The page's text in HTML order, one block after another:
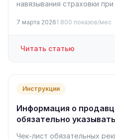
навязывания страховки
7 марта 20261 800 показов/мес
Читать статью
Инструкции
Информация о
обязательно
Чек-лист обязательных